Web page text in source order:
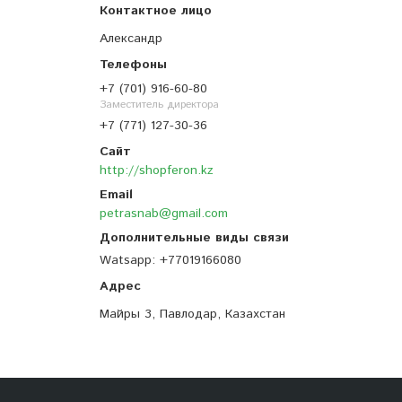
Александр
+7 (701) 916-60-80
Заместитель директора
+7 (771) 127-30-36
http://shopferon.kz
petrasnab@gmail.com
Watsapp +77019166080
Майры 3, Павлодар, Казахстан